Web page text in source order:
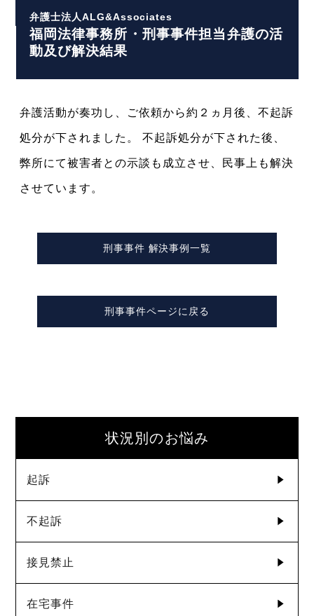
弁護士法人ALG&Associates
福岡法律事務所・刑事事件担当弁護の活
動及び解決結果
弁護活動が奏功し、ご依頼から約２ヵ月後、不起訴
処分が下されました。 不起訴処分が下された後、
弊所にて被害者との示談も成立させ、民事上も解決
させています。
刑事事件 解決事例一覧
刑事事件ページに戻る
状況別のお悩み
起訴
不起訴
接見禁止
在宅事件